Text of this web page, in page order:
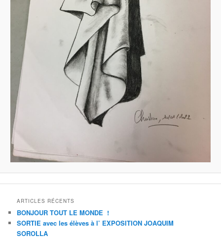
ARTICLES RÉCENTS
BONJOUR TOUT LE MONDE !
SORTIE avec les élèves à l’ EXPOSITION JOAQUIM
SOROLLA